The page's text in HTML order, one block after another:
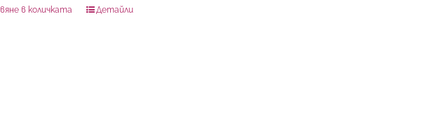
в количката Детайли